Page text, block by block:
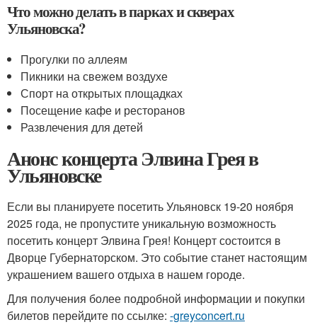
Что можно делать в парках и скверах
Ульяновска?
Прогулки по аллеям
Пикники на свежем воздухе
Спорт на открытых площадках
Посещение кафе и ресторанов
Развлечения для детей
Анонс концерта Элвина Грея в
Ульяновске
Если вы планируете посетить Ульяновск 19-20 ноября
2025 года, не пропустите уникальную возможность
посетить концерт Элвина Грея! Концерт состоится в
Дворце Губернаторском. Это событие станет настоящим
украшением вашего отдыха в нашем городе.
Для получения более подробной информации и покупки
билетов перейдите по ссылке: -greyconcert.ru